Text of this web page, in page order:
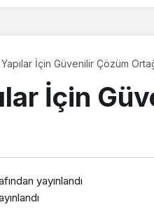
İçin Güvenilir Çözüm
İçin
yayınlandı